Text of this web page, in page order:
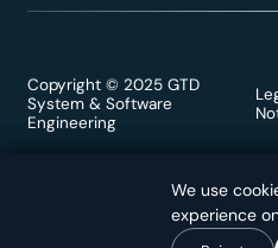
Copyright © 2025 GTD
System & Software
Engineering
We use
experience
We use
experience